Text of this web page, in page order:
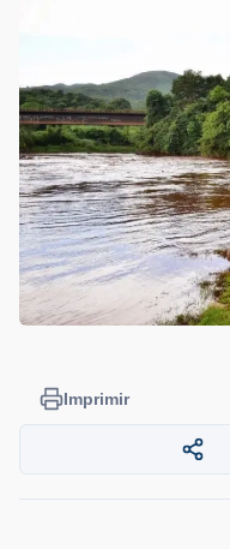
Imprimir